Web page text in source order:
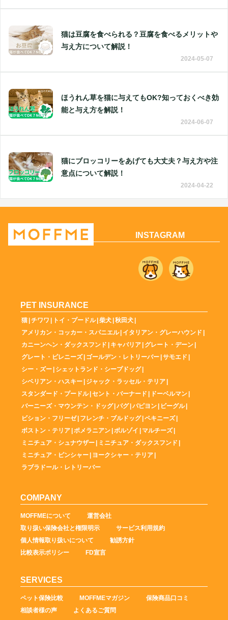
猫は豆腐を食べられる？豆腐を食べるメリットや
与え方について解説！
2024-05-07
ほうれん草を猫に与えてもOK?知っておくべき効
能と与え方を解説！
2024-06-07
猫にブロッコリーをあげても大丈夫？与え方や注
意点について解説！
2024-04-22
INSTAGRAM
PET INSURANCE
猫 チワワ トイ・プードル 柴犬 秋田犬
アメリカン・コッカー・スパニエル イタリアン・グレーハウンド
カニーンヘン・ダックスフンド
キャバリア グレート・デーン
グレート・ピレニーズ ゴールデン・レトリーバー サモエド
シー・ズー シェットランド・シープドッグ
シベリアン・ハスキー ジャック・ラッセル・テリア
スタンダード・プードル セント・バーナード ドーベルマン
バーニーズ・マウンテン・ドッグ パグ パピヨン ビーグル
ビション・フリーゼ フレンチ・ブルドッグ ペキニーズ
ボストン・テリア ポメラニアン ボルゾイ マルチーズ
ミニチュア・シュナウザー
ミニチュア・ダックスフンド
ミニチュア・ピンシャー ヨークシャー・テリア
ラブラドール・レトリーバー
COMPANY
MOFFMEについて
運営会社
取り扱い保険会社と権限明示
サービス利用規約
個人情報取り扱いについて
勧誘方針
比較表示ポリシー
FD宣言
SERVICES
ペット保険比較 MOFFMEマガジン
保険商品口コミ
相談者様の声
よくあるご質問